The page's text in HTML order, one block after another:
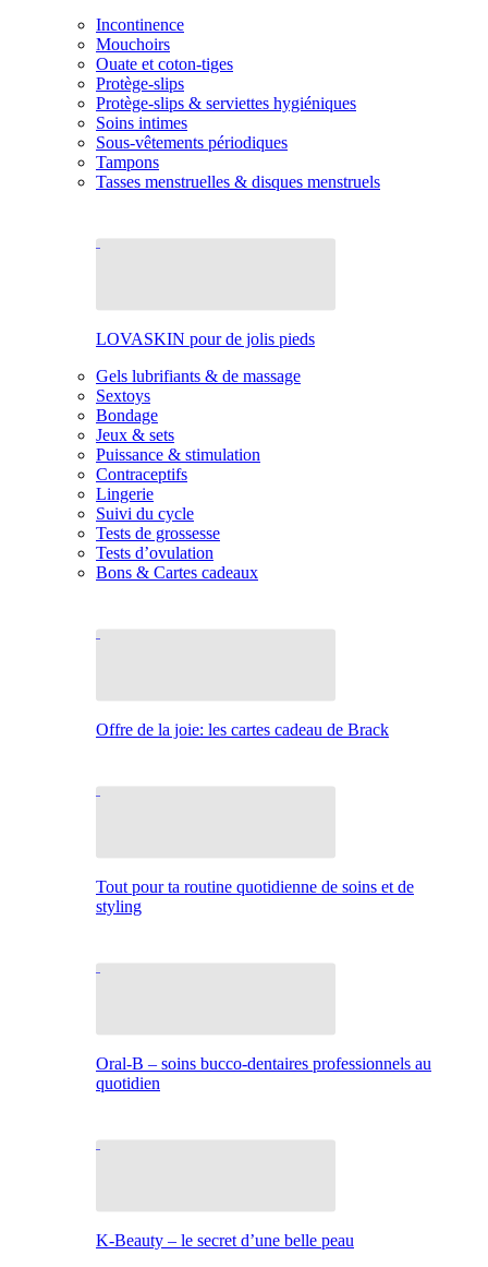
Incontinence
Mouchoirs
Ouate et coton-tiges
Protège-slips
Protège-slips & serviettes hygiéniques
Soins intimes
Sous-vêtements périodiques
Tampons
Tasses menstruelles & disques menstruels
LOVASKIN pour de jolis pieds
Gels lubrifiants & de massage
Sextoys
Bondage
Jeux & sets
Puissance & stimulation
Contraceptifs
Lingerie
Suivi du cycle
Tests de grossesse
Tests d’ovulation
Bons & Cartes cadeaux
Offre de la joie: les cartes cadeau de Brack
Tout pour ta routine quotidienne de soins et de
styling
Oral-B – soins bucco-dentaires professionnels au
quotidien
K-Beauty – le secret d’une belle peau